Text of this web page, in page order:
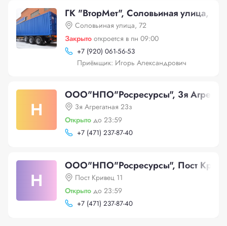
ГК "ВторМет", Соловьиная улица, 72
Соловьиная улица, 72
Закрыто откроется в пн 09:00
+7 (920) 061-56-53
Приёмщик: Игорь Александрович
Н
ООО"НПО"Росресурсы", 3я
3я Агрегатная 23з
Открыто до 23:59
+7 (471) 237-87-40
Н
ООО"НПО"Росресурсы", Пост
Пост Кривец 11
Открыто до 23:59
+7 (471) 237-87-40